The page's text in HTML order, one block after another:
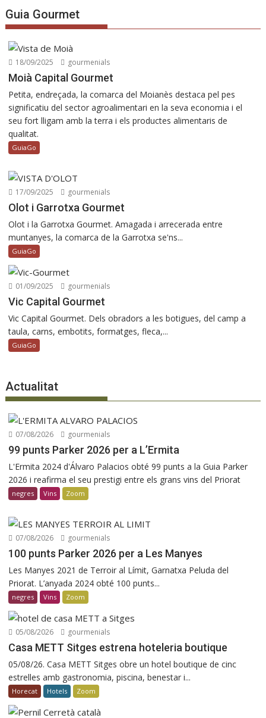
Guia Gourmet
18/09/2025 gourmenials
Moià Capital Gourmet
Petita, endreçada, la comarca del Moianès destaca pel pes
significatiu del sector agroalimentari en la seva economia i el
seu fort lligam amb la terra i els productes alimentaris de
qualitat.
GuiaGo
17/09/2025 gourmenials
Olot i Garrotxa Gourmet
Olot i la Garrotxa Gourmet. Amagada i arrecerada entre
muntanyes, la comarca de la Garrotxa se'ns...
GuiaGo
01/09/2025 gourmenials
Vic Capital Gourmet
Vic Capital Gourmet. Dels obradors a les botigues, del camp a
taula, carns, embotits, formatges, fleca,...
GuiaGo
Actualitat
07/08/2026 gourmenials
99 punts Parker 2026 per a L’Ermita
L'Ermita 2024 d'Álvaro Palacios obté 99 punts a la Guia Parker
2026 i reafirma el seu prestigi entre els grans vins del Priorat
negres Vins Zoom
07/08/2026 gourmenials
100 punts Parker 2026 per a Les Manyes
Les Manyes 2021 de Terroir al Límit, Garnatxa Peluda del
Priorat. L’anyada 2024 obté 100 punts...
negres Vins Zoom
05/08/2026 gourmenials
Casa METT Sitges estrena hoteleria boutique
05/08/26. Casa METT Sitges obre un hotel boutique de cinc
estrelles amb gastronomia, piscina, benestar i...
Horecat Hotels Zoom